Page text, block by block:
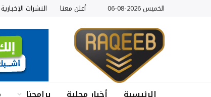
الخميس 2026-08-06 أعلن معنا النشرات الإخبارية